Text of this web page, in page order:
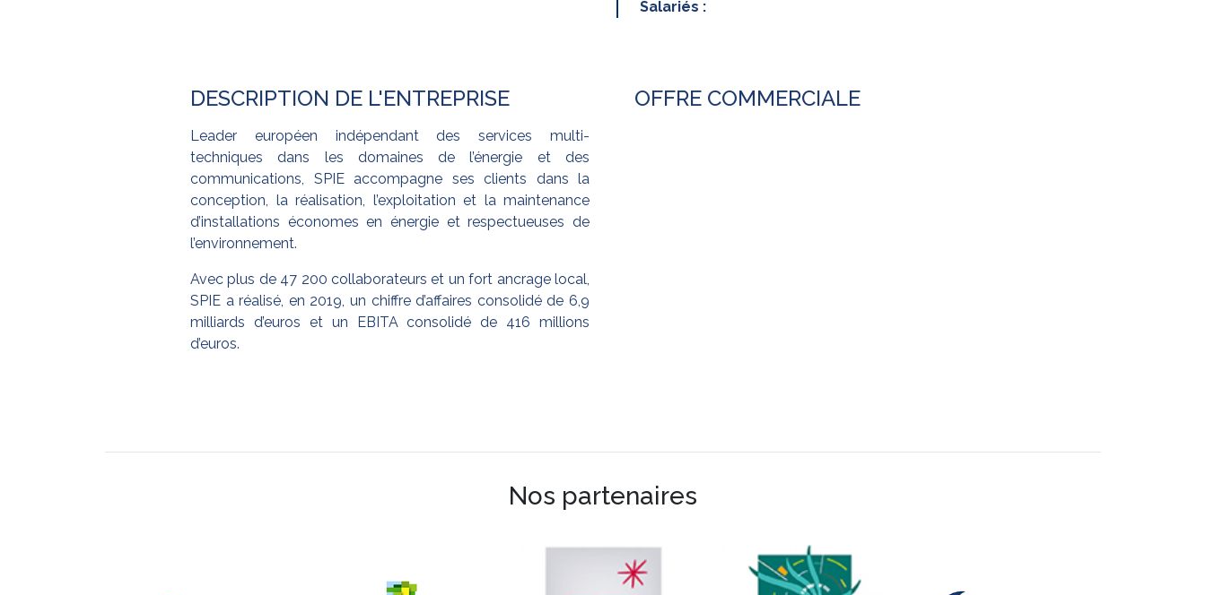
Salariés :
DESCRIPTION DE L'ENTREPRISE
Leader européen indépendant des services multi-
techniques dans les domaines de l’énergie et des
communications, SPIE accompagne ses clients dans la
conception, la réalisation, l’exploitation et la maintenance
d’installations économes en énergie et respectueuses de
l’environnement.
Avec plus de 47 200 collaborateurs et un fort ancrage local,
SPIE a réalisé, en 2019, un chiffre d’affaires consolidé de 6,9
milliards d’euros et un EBITA consolidé de 416 millions
d’euros.
OFFRE COMMERCIALE
Nos partenaires